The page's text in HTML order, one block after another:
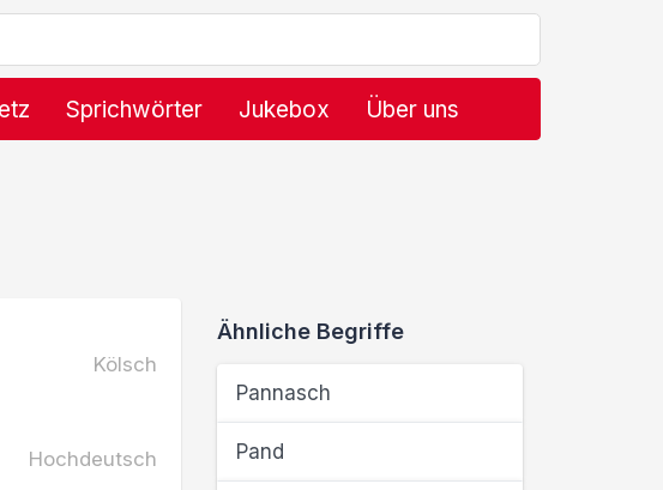
Sprichwörter Jukebox Über uns
Kölsch
Hochdeutsch
Ähnliche Begriffe
Pannasch
Pand